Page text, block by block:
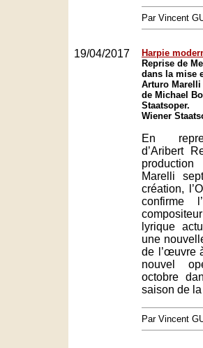
Par Vincent
19/04/2017
Harpie
Reprise de
dans la mise
Arturo
de Michael
Staatsoper.
Wiener
En
d’Aribert
production
Marelli
création,
confirme
lyrique
une
de l’œuvre
nouvel
octobre
saison de
Par Vincent